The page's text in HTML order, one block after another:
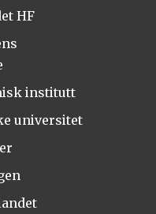
HF
institutt
universitet